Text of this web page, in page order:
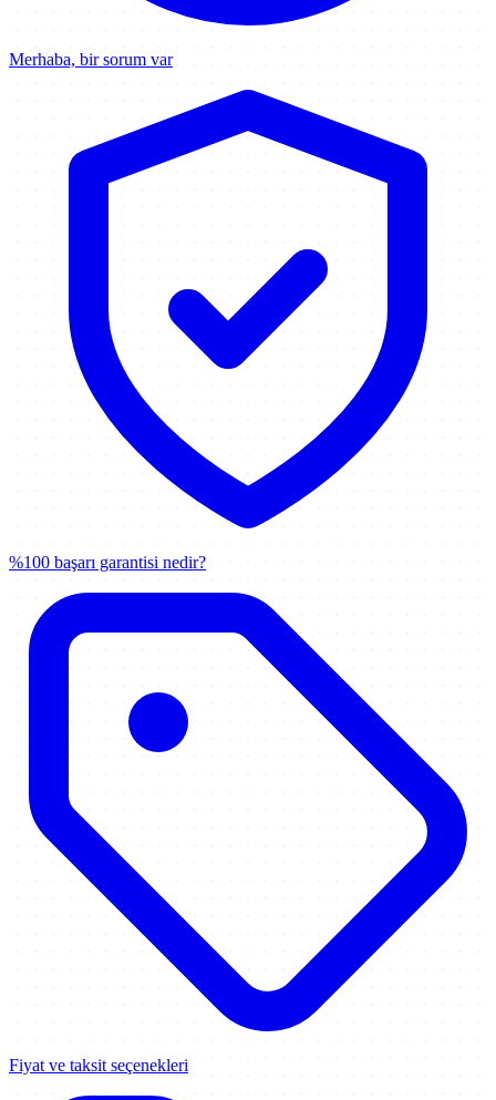
Merhaba, bir sorum var
%100 başarı garantisi nedir?
Fiyat ve taksit seçenekleri